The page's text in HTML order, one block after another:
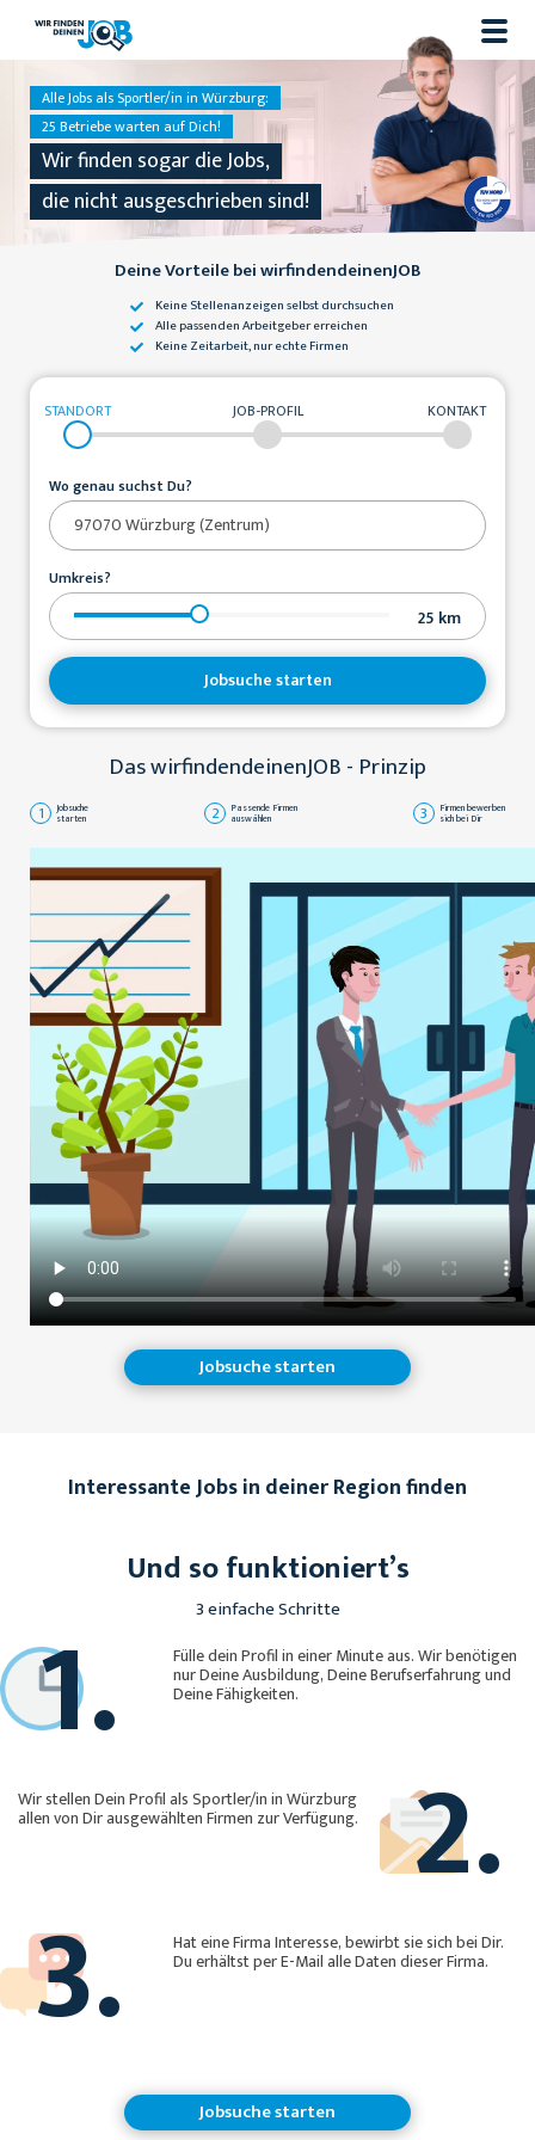
Alle Jobs als Sportler/in in Würzburg:
25 Betriebe warten auf Dich!
Wir finden sogar die Jobs,
die nicht ausgeschrieben sind!
Deine Vorteile bei wirfindendeinenJOB
Keine Stellenanzeigenselbst durchsuchen
Alle passendenArbeitgeber erreichen
Keine Zeitarbeit,nur echte Firmen
STANDORT JOB-PROFIL KONTAKT
Wo genau suchst Du?
Umkreis?
25 km
Jobsuche starten
Das wirfindendeinenJOB - Prinzip
1 Jobsuche
starten 2 Passende Firmen
auswählen 3 Firmen bewerben
sich bei Dir
Jobsuche starten
Interessante Jobs in deiner Region finden
Und so funktioniert’s
3 einfache Schritte
1. Fülle dein Profil in einer Minute aus. Wir benötigen
nur Deine Ausbildung, Deine Berufserfahrung und
Deine Fähigkeiten.
2.
Wir stellen Dein Profil als Sportler/in in Würzburg
allen von Dir ausgewählten Firmen zur Verfügung.
3. Hat eine Firma Interesse, bewirbt sie sich bei Dir.
Du erhältst per E-Mail alle Daten dieser Firma.
Jobsuche starten